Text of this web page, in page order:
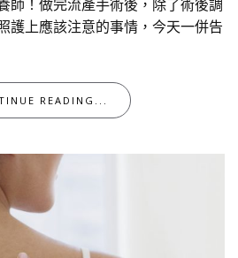
師！做完流產手術後，除了術後調
護上應該注意的事情，今天一併告
READING...